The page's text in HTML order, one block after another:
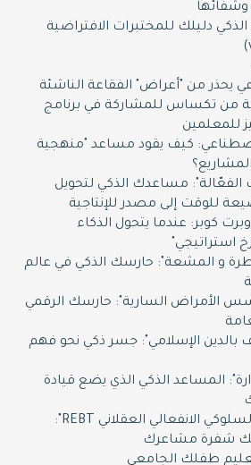
وشفائها
دليلك للمختبرات الافتراضية
يحذر من "أعراض" الفقاعة الناشئة
مدرسة من تكساس للمشاركة في برنامج
للمعلمين
كيف يقود مساعد "منهجية
الفعّالة": مساعدك الذكي لتحويل
للوقت إلى مصدر للإنتاجية
كوبر: عندما يتحول الذكاء
استراتيجي"
و المشعة": حارسك الذكي في عالم
أسس الأمراض السارية": حارسك الرقمي
بالدين الإسلامي": جسر ذكي نحو فهم
المساعد الذكي الذي يضع قيادة
"نظرية الإرشاد السلوكي الانفعالي العقلاني REBT":
شفرة مشاعرك